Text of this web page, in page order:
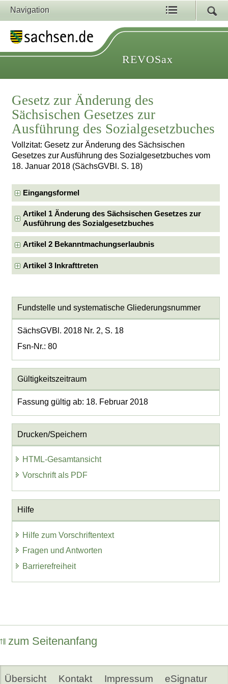
Navigation
REVOSax
Gesetz zur Änderung des
Sächsischen Gesetzes zur
Ausführung des Sozialgesetzbuches
Vollzitat: Gesetz zur Änderung des Sächsischen
Gesetzes zur Ausführung des Sozialgesetzbuches vom
18. Januar 2018 (SächsGVBl. S. 18)
Eingangsformel
Artikel 1 Änderung des Sächsischen Gesetzes zur
Ausführung des Sozialgesetzbuches
Artikel 2 Bekanntmachungserlaubnis
Artikel 3 Inkrafttreten
Fundstelle und systematische Gliederungsnummer
SächsGVBl. 2018 Nr. 2, S. 18
Fsn-Nr.: 80
Gültigkeitszeitraum
Fassung gültig ab: 18. Februar 2018
Drucken/Speichern
HTML-Gesamtansicht
Vorschrift als PDF
Hilfe
Hilfe zum Vorschriftentext
Fragen und Antworten
Barrierefreiheit
zum Seitenanfang
Übersicht Kontakt Impressum eSignatur